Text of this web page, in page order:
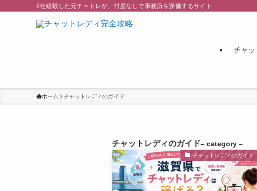
6社経験した元チャトレが、忖度なしで事務所を評価するサイト
チャッ
ホーム チャットレディのガイド
チャットレディのガイド– category –
チャットレディのガイド